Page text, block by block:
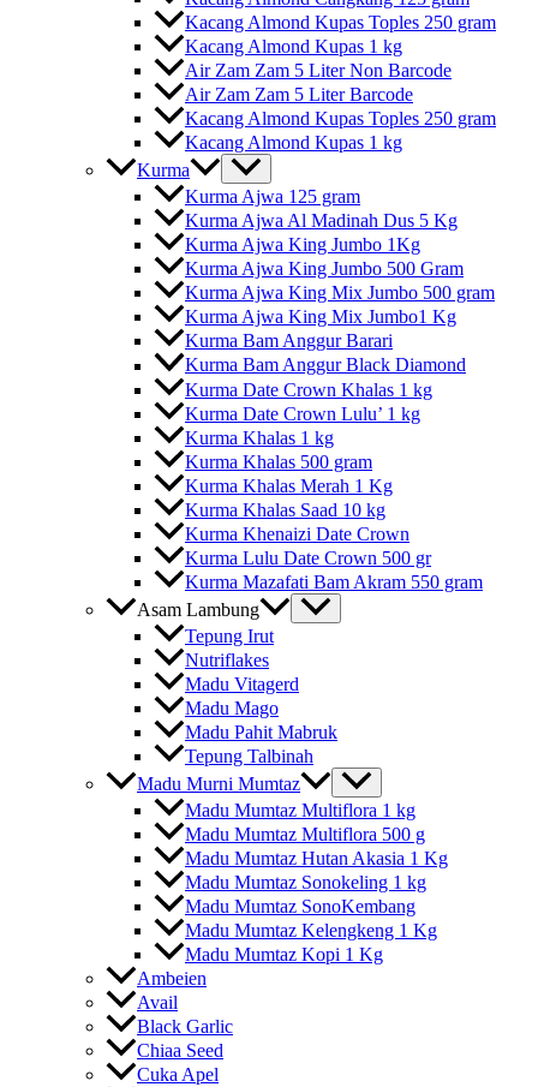
Kacang Almond Kupas Toples 250 gram
Kacang Almond Kupas 1 kg
Air Zam Zam 5 Liter Non Barcode
Air Zam Zam 5 Liter Barcode
Kacang Almond Kupas Toples 250 gram
Kacang Almond Kupas 1 kg
Kurma
Kurma Ajwa 125 gram
Kurma Ajwa Al Madinah Dus 5 Kg
Kurma Ajwa King Jumbo 1Kg
Kurma Ajwa King Jumbo 500 Gram
Kurma Ajwa King Mix Jumbo 500 gram
Kurma Ajwa King Mix Jumbo1 Kg
Kurma Bam Anggur Barari
Kurma Bam Anggur Black Diamond
Kurma Date Crown Khalas 1 kg
Kurma Date Crown Lulu’ 1 kg
Kurma Khalas 1 kg
Kurma Khalas 500 gram
Kurma Khalas Merah 1 Kg
Kurma Khalas Saad 10 kg
Kurma Khenaizi Date Crown
Kurma Lulu Date Crown 500 gr
Kurma Mazafati Bam Akram 550 gram
Asam Lambung
Tepung Irut
Nutriflakes
Madu Vitagerd
Madu Mago
Madu Pahit Mabruk
Tepung Talbinah
Madu Murni Mumtaz
Madu Mumtaz Multiflora 1 kg
Madu Mumtaz Multiflora 500 g
Madu Mumtaz Hutan Akasia 1 Kg
Madu Mumtaz Sonokeling 1 kg
Madu Mumtaz SonoKembang
Madu Mumtaz Kelengkeng 1 Kg
Madu Mumtaz Kopi 1 Kg
Ambeien
Avail
Black Garlic
Chiaa Seed
Cuka Apel